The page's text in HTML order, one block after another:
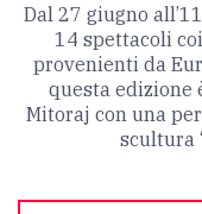
Dal 27 giugno
14 spettacoli
provenienti da
questa edizione
Mitoraj con una
scultura